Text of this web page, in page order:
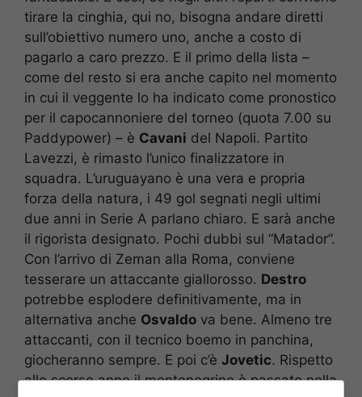
tirare la cinghia, qui no, bisogna andare diretti
sull’obiettivo numero uno, anche a costo di
pagarlo a caro prezzo. E il primo della lista –
come del resto si era anche capito nel momento
in cui il veggente lo ha indicato come pronostico
per il capocannoniere del torneo (quota 7.00 su
Paddypower) – è Cavani del Napoli. Partito
Lavezzi, è rimasto l’unico finalizzatore in
squadra. L’uruguayano è una vera e propria
forza della natura, i 49 gol segnati negli ultimi
due anni in Serie A parlano chiaro. E sarà anche
il rigorista designato. Pochi dubbi sul “Matador”.
Con l’arrivo di Zeman alla Roma, conviene
tesserare un attaccante giallorosso. Destro
potrebbe esplodere definitivamente, ma in
alternativa anche Osvaldo va bene. Almeno tre
attaccanti, con il tecnico boemo in panchina,
giocheranno sempre. E poi c’è Jovetic. Rispetto
allo scorso anno il montenegrino è passato nella